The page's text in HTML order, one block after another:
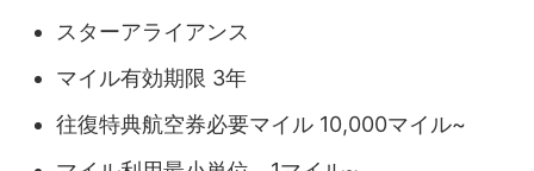
スターアライアンス
マイル有効期限 3年
往復特典航空券必要マイル 10,000マイル~